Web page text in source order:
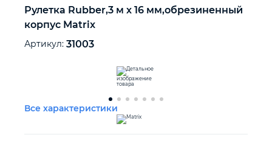
Отделочный инструмент
Столярный инструмент
Рулетка Rubber,3 м х 16 мм,обрезиненный
корпус Matrix
Артикул: 31003
Все характеристики